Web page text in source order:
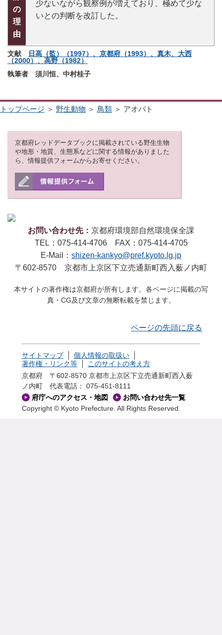
の
理
由
少ないながら観察例が増えており、極めて少な
いとの判断を改訂した。
文献
日高（監）（1997）、京都府（1993）、真木、大西
（2000）、高野（1982）
執筆者 須川恒、中村桂子
トップページ ＞ 野生動物 ＞ 鳥類 ＞ アオバト
京都府レッドデータブックに掲載されている野生生物
や地形・地質、生態系などに関する情報がありました
ら、情報提供フォームからお寄せください。
お問い合わせ先： 京都府環境部自然環境保全課
TEL：075-414-4706 FAX：075-414-4705
E-Mail： shizen-kankyo@pref.kyoto.lg.jp
〒602-8570 京都市上京区下立売通新町西入薮ノ内町
本サイトの著作権は京都府が所有します。各ページに掲載の写
真・CG及び文章の無断転載を禁じます。
ページの先頭に戻る
サイトマップ
個人情報の取扱い
著作権・リンク等
このサイトの考え方
京都府 〒602-8570 京都市上京区下立売通新町西入薮
ノ内町
代表電話： 075-451-8111
府庁へのアクセス・地図
お問い合わせ先一覧
Copyright © Kyoto Prefecture. All Rights Reserved.